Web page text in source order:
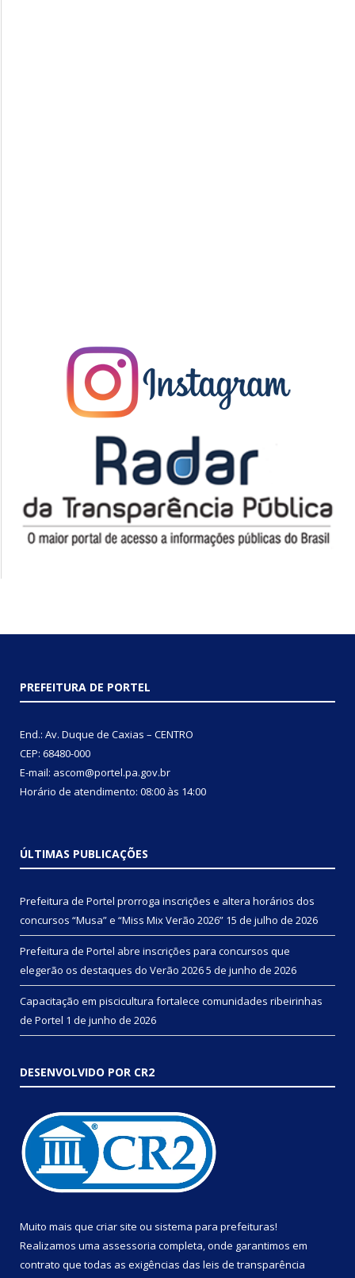
PREFEITURA DE PORTEL
End.: Av. Duque de Caxias – CENTRO
CEP: 68480-000
E-mail: ascom@portel.pa.gov.br
Horário de atendimento: 08:00 às 14:00
ÚLTIMAS PUBLICAÇÕES
Prefeitura de Portel prorroga inscrições e altera horários dos
concursos “Musa” e “Miss Mix Verão 2026” 15 de julho de 2026
Prefeitura de Portel abre inscrições para concursos que
elegerão os destaques do Verão 20265 de junho de 2026
Capacitação em piscicultura fortalece comunidades ribeirinhas
de Portel 1 de junho de 2026
DESENVOLVIDO POR CR2
Muito mais que criar site ou sistema para prefeituras!
Realizamos uma assessoria completa, onde garantimos em
contrato que todas as exigências das leis de transparência